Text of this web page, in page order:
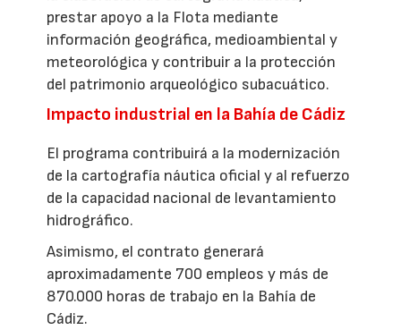
prestar apoyo a la Flota mediante
información geográfica, medioambiental y
meteorológica y contribuir a la protección
del patrimonio arqueológico subacuático.
Impacto industrial en la Bahía de Cádiz
El programa contribuirá a la modernización
de la cartografía náutica oficial y al refuerzo
de la capacidad nacional de levantamiento
hidrográfico.
Asimismo, el contrato generará
aproximadamente 700 empleos y más de
870.000 horas de trabajo en la Bahía de
Cádiz.